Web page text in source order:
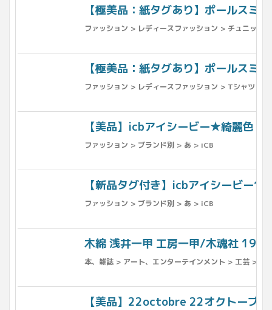
【極美品：紙タグあり】ポールス
ファッション > レディースファッション > チュニック
【極美品：紙タグあり】ポールス
ファッション > レディースファッション > Tシャツ >
【美品】icbアイシービー★綺麗色
ファッション > ブランド別 > あ > iCB
【新品タグ付き】icbアイシービー
ファッション > ブランド別 > あ > iCB
木綿 浅井一甲 工房一甲/木魂社
本、雑誌 > アート、エンターテインメント > 工芸 > 図
【美品】22octobre 22オクトーブ